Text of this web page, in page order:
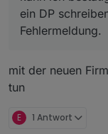
ein DP
Fehlermeldung.
mit der neuen
tun
E 1 Antwort